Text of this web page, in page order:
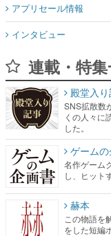
アプリセール情報
インタビュー
連載・特
殿堂入
SNS拡散数
くの人々に
した。
ゲーム
名作ゲーム
し、ヒット
赫本
この物語を
をした短編